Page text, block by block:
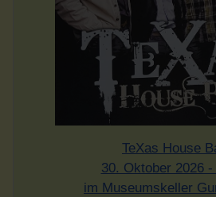
TeXas House
30. Oktober 2026 -
im Museumskeller